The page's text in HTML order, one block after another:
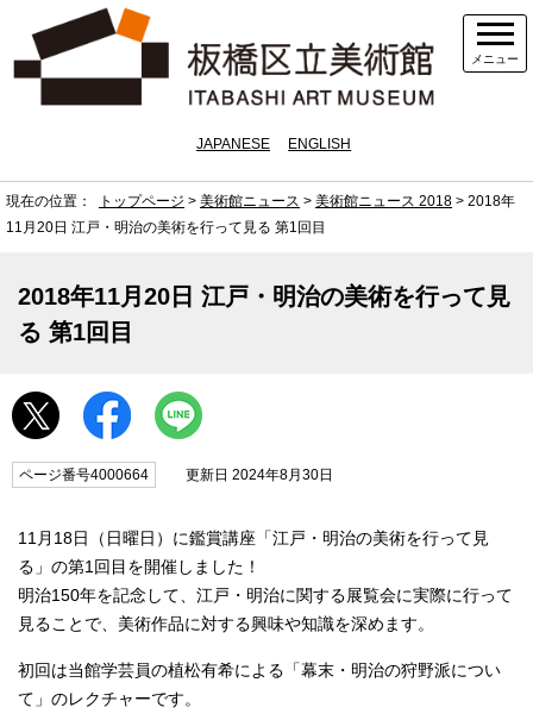
メニュー
JAPANESE ENGLISH
現在の位置： トップページ > 美術館ニュース > 美術館ニュース 2018 > 2018年
11月20日 江戸・明治の美術を行って見る 第1回目
2018年11月20日 江戸・明治の美術を行って見
る 第1回目
ページ番号4000664 更新日 2024年8月30日
11月18日（日曜日）に鑑賞講座「江戸・明治の美術を行って見
る」の第1回目を開催しました！
明治150年を記念して、江戸・明治に関する展覧会に実際に行って
見ることで、美術作品に対する興味や知識を深めます。
初回は当館学芸員の植松有希による「幕末・明治の狩野派につい
て」のレクチャーです。